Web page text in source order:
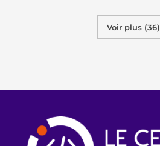
Voir plus (36)